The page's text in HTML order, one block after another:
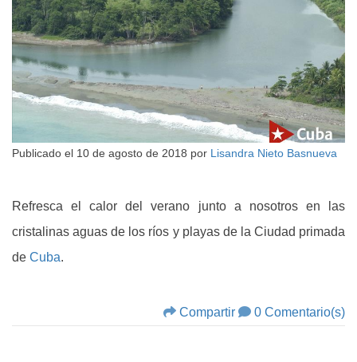
Publicado el 10 de agosto de 2018 por Lisandra Nieto Basnueva
Refresca el calor del verano junto a nosotros en las
cristalinas aguas de los ríos y playas de la Ciudad primada
de Cuba.
Compartir 0 Comentario(s)